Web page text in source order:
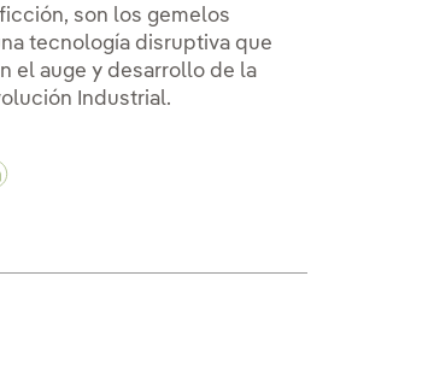
a afectar?
a afectar?
va a afectar?
son los gemelos
tecnología disruptiva que
el auge y desarrollo de la
Industrial.
Gemelos digitales, claves en la Cuarta
Gemelos digitales, claves en la Cuarta